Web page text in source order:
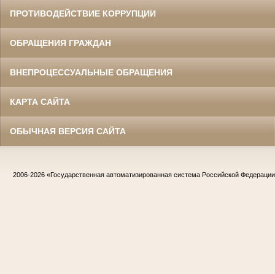
ПРОТИВОДЕЙСТВИЕ КОРРУПЦИИ
ОБРАЩЕНИЯ ГРАЖДАН
ВНЕПРОЦЕССУАЛЬНЫЕ ОБРАЩЕНИЯ
КАРТА САЙТА
ОБЫЧНАЯ ВЕРСИЯ САЙТА
2006-2026 «Государственная автоматизированная система Российской